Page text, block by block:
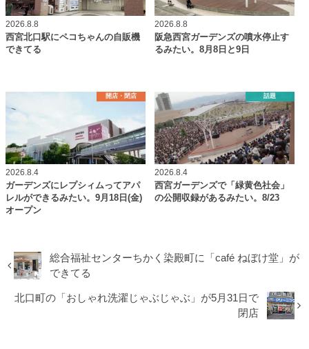
2026.8.8
西宮北口駅にペコちゃんの自販機
できてる
2026.8.8
阪急西宮ガーデンズの噴水停止す
るみたい。8月8日と9日
開店・閉店
2026.8.4
ガーデンズにレプシィムってアパ
レルができるみたい。9月18日(金)
オープン
話題
2026.8.4
西宮ガーデンズで「緑黄色社会」
の公開収録があるみたい。8/23
総合福祉センターちかく染殿町に「café ねぼけ堂」が
できてる
北口町の「おしゃれ洗濯じゃぶじゃぶ」が5月31日で
閉店